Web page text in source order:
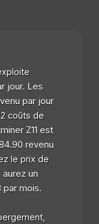
jour. Les
par jour
coûts de
Z11 est
revenu
le prix de
un
par mois.